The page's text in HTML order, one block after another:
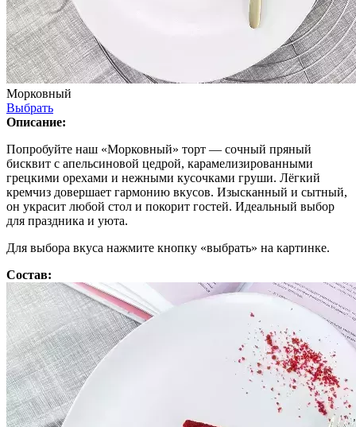
Морковный
Выбрать
Описание:
Попробуйте наш «Морковный» торт — сочный пряный
бисквит с апельсиновой цедрой, карамелизированными
грецкими орехами и нежными кусочками груши. Лёгкий
кремчиз довершает гармонию вкусов. Изысканный и сытный,
он украсит любой стол и покорит гостей. Идеальный выбор
для праздника и уюта.
Для выбора вкуса нажмите кнопку «выбрать» на картинке.
Состав: